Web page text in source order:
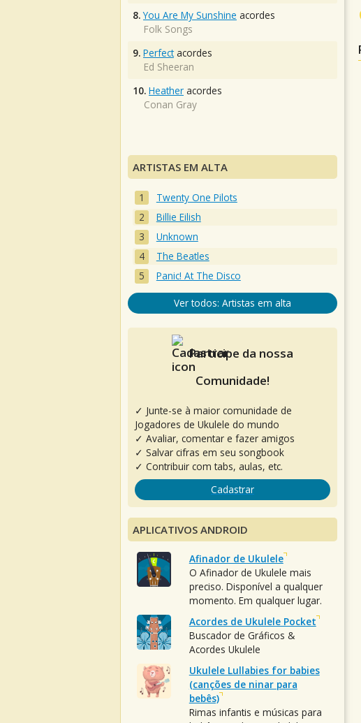
8. You Are My Sunshine acordes
Folk Songs
9. Perfectacordes
Ed Sheeran
10. Heather acordes
Conan Gray
ARTISTAS EM ALTA
Twenty One Pilots
Billie Eilish
Unknown
The Beatles
Panic! At The Disco
Ver todos: Artistas em alta
Participe da nossa
Comunidade!
✓ Junte-se à maior comunidade de
Jogadores de Ukulele do mundo
✓ Avaliar, comentar e fazer amigos
✓ Salvar cifras em seu songbook
✓ Contribuir com tabs, aulas, etc.
Cadastrar
APLICATIVOS ANDROID
Afinador de Ukulele
O Afinador de Ukulele mais
preciso. Disponível a qualquer
momento. Em qualquer lugar.
Acordes de Ukulele Pocket
Buscador de Gráficos &
Acordes Ukulele
Ukulele Lullabies for babies
(canções de ninar para
bebês)
Rimas infantis e músicas para